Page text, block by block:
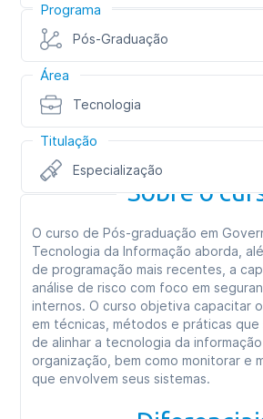
Programa
Pós-Graduação
Área
Tecnologia
Titulação
Especialização
Sobre o
O curso de Pós-graduação em
Tecnologia da Informação aborda,
de programação mais recentes, a
análise de risco com foco em
internos. O curso objetiva capacitar
em técnicas, métodos e práticas que
de alinhar a tecnologia da
organização, bem como monitorar e
que envolvem seus sistemas.